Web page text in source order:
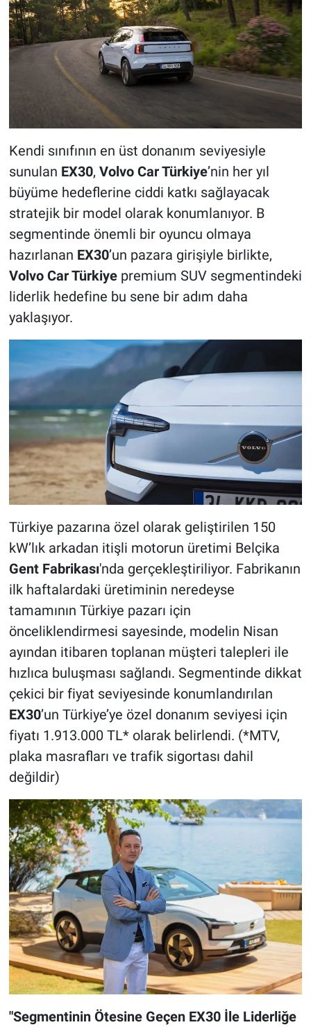
Kendi sınıfının en üst donanım seviyesiyle
sunulan EX30, Volvo Car Türkiye’nin her yıl
büyüme hedeflerine ciddi katkı sağlayacak
stratejik bir model olarak konumlanıyor. B
segmentinde önemli bir oyuncu olmaya
hazırlanan EX30’un pazara girişiyle birlikte,
Volvo Car Türkiyepremium SUV segmentindeki
liderlik hedefine bu sene bir adım daha
yaklaşıyor.
Türkiye pazarına özel olarak geliştirilen 150
kW’lık arkadan itişli motorun üretimi Belçika
Gent Fabrikası'nda gerçekleştiriliyor. Fabrikanın
ilk haftalardaki üretiminin neredeyse
tamamının Türkiye pazarı için
önceliklendirmesi sayesinde, modelin Nisan
ayından itibaren toplanan müşteri talepleri ile
hızlıca buluşması sağlandı. Segmentinde dikkat
çekici bir fiyat seviyesinde konumlandırılan
EX30’un Türkiye’ye özel donanım seviyesi için
fiyatı 1.913.000 TL* olarak belirlendi. (*MTV,
plaka masrafları ve trafik sigortası dahil
değildir)
"Segmentinin Ötesine Geçen EX30 İle Liderliğe